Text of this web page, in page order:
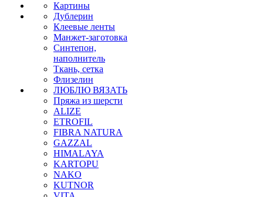
Картины
Дублерин
Клеевые ленты
Манжет-заготовка
Синтепон,
наполнитель
Ткань, сетка
Флизелин
ЛЮБЛЮ ВЯЗАТЬ
Пряжа из шерсти
ALIZE
ETROFIL
FIBRA NATURA
GAZZAL
HIMALAYA
KARTOPU
NAKO
KUTNOR